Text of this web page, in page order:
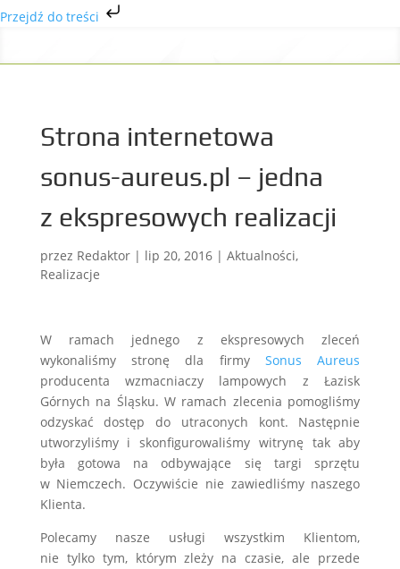
Przejdź do treści
Strona internetowa
sonus-aureus.pl – jedna
z ekspresowych realizacji
przez Redaktor| lip 20, 2016| Aktualności,
Realizacje
W ramach jednego z ekspresowych zleceń
wykonaliśmy stronę dla firmy Sonus Aureus
producenta wzmacniaczy lampowych z Łazisk
Górnych na Śląsku. W ramach zlecenia pomogliśmy
odzyskać dostęp do utraconych kont. Następnie
utworzyliśmy i skonfigurowaliśmy witrynę tak aby
była gotowa na odbywające się targi sprzętu
w Niemczech. Oczywiście nie zawiedliśmy naszego
Klienta.
Polecamy nasze usługi wszystkim Klientom,
nie tylko tym, którym zleży na czasie, ale przede